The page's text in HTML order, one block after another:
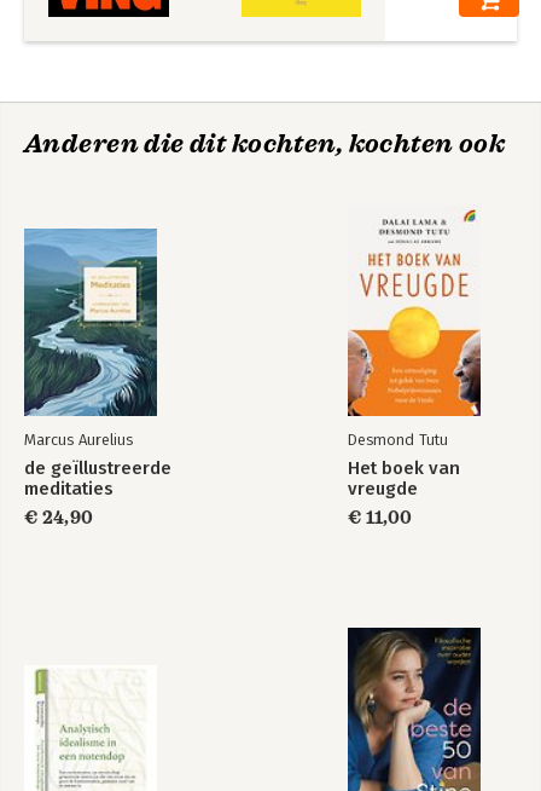
Anderen die dit kochten, kochten ook
Marcus Aurelius
de geïllustreerde
meditaties
€ 24,90
Desmond Tutu
Het boek van
vreugde
€ 11,00